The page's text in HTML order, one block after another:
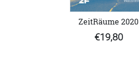
ZeitRäume 2020
€19,80